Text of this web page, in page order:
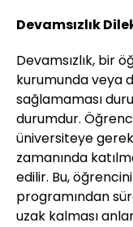
Devamsızlık
Devamsızlık, bir
kurumunda veya
sağlamaması
durumdur.
üniversiteye
zamanında
edilir. Bu,
programından
uzak kalması